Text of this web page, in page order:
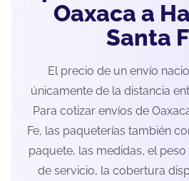
Oaxaca a
Santa
El precio de un envío
únicamente de la distancia
Para cotizar envíos de
Fe, las paqueterías también
paquete, las medidas, el
de servicio, la cobertura